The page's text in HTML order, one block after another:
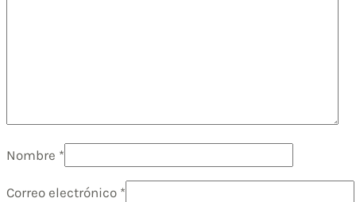
Nombre *
Correo electrónico *